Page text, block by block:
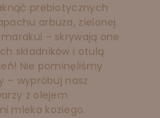
prebiotycznych
arbuza, zielonej
– skrywają one
składników i otulą
Nie pominęliśmy
– wypróbuj nasz
z olejem
mleka koziego.